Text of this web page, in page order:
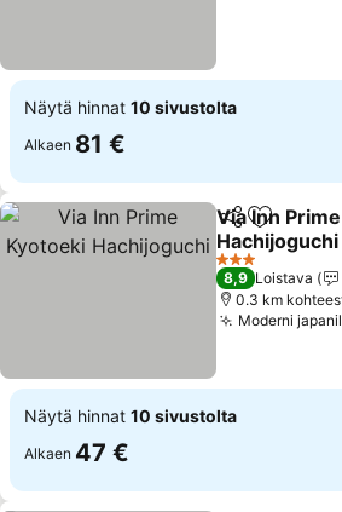
Näytä hinnat 10 sivustolta
Alkaen 81 €
Jaa Lisää
Via Inn
Hachijoguchi
Katso hinnat
3 Tähtiluokitus
8,9 Loistava
0.3 km
Moderni
Näytä hinnat 10 sivustolta
Alkaen 47 €